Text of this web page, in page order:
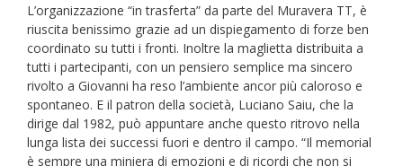
L’organizzazione “in trasferta” da parte del Muravera TT, è
riuscita benissimo grazie ad un dispiegamento di forze ben
coordinato su tutti i fronti. Inoltre la maglietta distribuita a
tutti i partecipanti, con un pensiero semplice ma sincero
rivolto a Giovanni ha reso l’ambiente ancor più caloroso e
spontaneo. E il patron della società, Luciano Saiu, che la
dirige dal 1982, può appuntare anche questo ritrovo nella
lunga lista dei successi fuori e dentro il campo. “Il memorial
è sempre una miniera di emozioni e di ricordi che non si